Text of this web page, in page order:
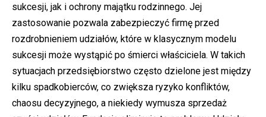
sukcesji, jak i ochrony majątku rodzinnego. Jej
zastosowanie pozwala zabezpieczyć firmę przed
rozdrobnieniem udziałów, które w klasycznym modelu
sukcesji może wystąpić po śmierci właściciela. W takich
sytuacjach przedsiębiorstwo często dzielone jest między
kilku spadkobierców, co zwiększa ryzyko konfliktów,
chaosu decyzyjnego, a niekiedy wymusza sprzedaż